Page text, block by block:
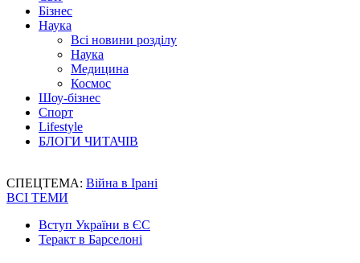
Бізнес
Наука
Всі новини розділу
Наука
Медицина
Космос
Шоу-бізнес
Спорт
Lifestyle
БЛОГИ ЧИТАЧІВ
СПЕЦТЕМА: Війна в Ірані
ВСІ ТЕМИ
Вступ України в ЄС
Теракт в Барселоні